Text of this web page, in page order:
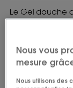
Le Gel douche
dépose un
préserver
Nettoyant,
Nous vous
mesure
Nous utilisons des